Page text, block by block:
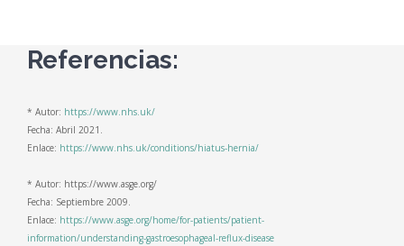
Referencias:
* Autor: https://www.nhs.uk/
Fecha: Abril 2021.
Enlace: https://www.nhs.uk/conditions/hiatus-hernia/
* Autor: https://www.asge.org/
Fecha: Septiembre 2009.
Enlace: https://www.asge.org/home/for-patients/patient-
information/understanding-gastroesophageal-reflux-disease